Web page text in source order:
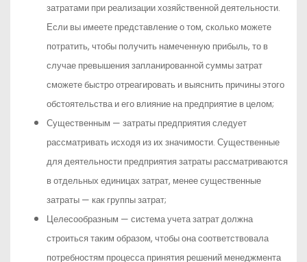
затратами при реализации хозяйственной деятельности.
Если вы имеете представление о том, сколько можете
потратить, чтобы получить намеченную прибыль, то в
случае превышения запланированной суммы затрат
сможете быстро отреагировать и выяснить причины этого
обстоятельства и его влияние на предприятие в целом;
Существенным — затраты предприятия следует
рассматривать исходя из их значимости. Существенные
для деятельности предприятия затраты рассматриваются
в отдельных единицах затрат, менее существенные
затраты — как группы затрат;
Целесообразным — система учета затрат должна
строиться таким образом, чтобы она соответствовала
потребностям процесса принятия решений менеджмента